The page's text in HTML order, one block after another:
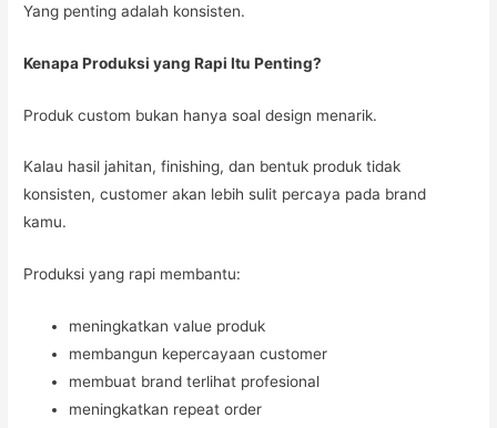
Yang penting adalah konsisten.
Kenapa Produksi yang Rapi Itu Penting?
Produk custom bukan hanya soal design menarik.
Kalau hasil jahitan, finishing, dan bentuk produk tidak
konsisten, customer akan lebih sulit percaya pada brand
kamu.
Produksi yang rapi membantu:
meningkatkan value produk
membangun kepercayaan customer
membuat brand terlihat profesional
meningkatkan repeat order